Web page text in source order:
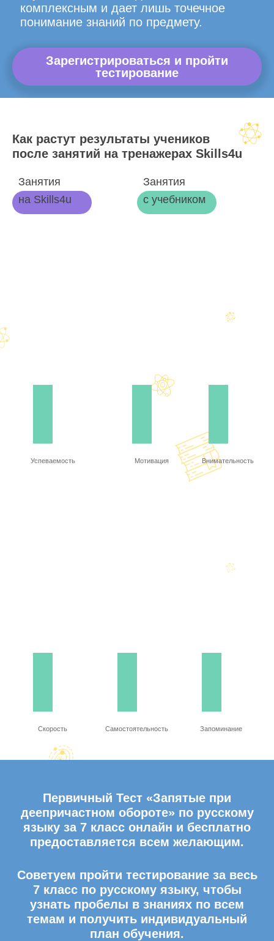
комплексным и дает лишь точечное
понимание знаний по предмету.
Зарегистрироваться и пройти
тестирование
Как растут результаты учеников
после занятий на тренажерах Skills4u
Занятия
на Skills4u
Занятия
с учебником
Успеваемость Мотивация Внимательность
Скорость Самостоятельность Запоминание
Первичный Тест «Запятые при
деепричастном обороте» по русскому
языку за 7 класс онлайн и бесплатно
предоставляется всем желающим.
Советуем пройти тестирование за весь
7 класс по русскому языку, чтобы
узнать пробелы в знаниях по всем
темам и получить индивидуальный
план обучения.